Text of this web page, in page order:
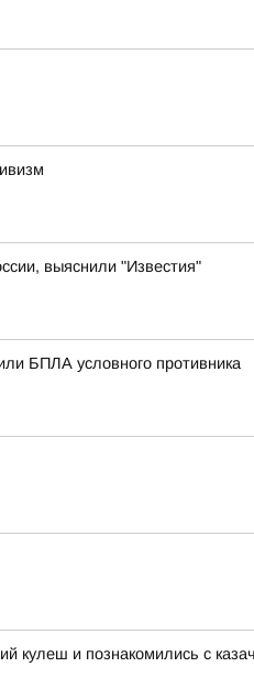
выяснили "Известия"
БПЛА условного противника
кулеш и познакомились с